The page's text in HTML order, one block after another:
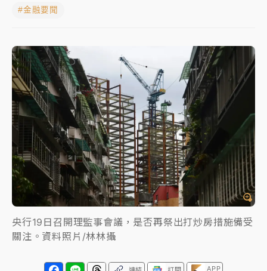
有片｜ 白海豚暴風圈逼近！新北淡水赫見龍捲風 榕樹
連根拔起
中颱白海豚風雨來了！中部以北防豪雨 今晚、明天影
響最劇烈
白海豚逼近！北市水門只出不進 未移置車輛最高罰
4800＋拖吊費
#金融要聞
央行19日召開理監事會議，是否再祭出打炒房措施備受
關注。資料照片/林林攝
APP